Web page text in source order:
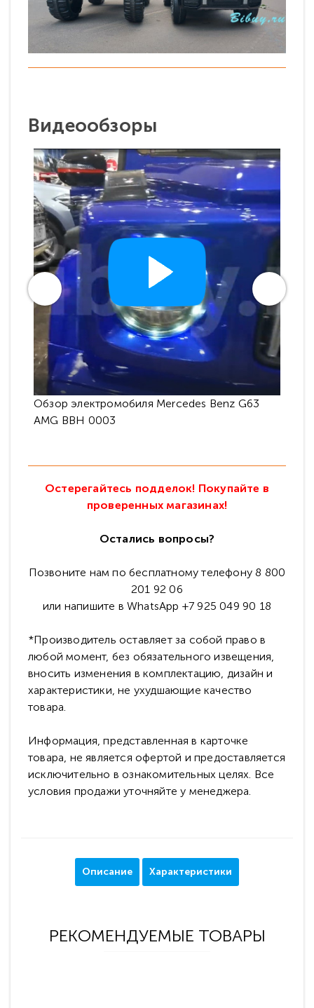
Видеообзоры
Обзор электромобиля Mercedes Benz G63
AMG BBH 0003
Остерегайтесь подделок! Покупайте в
проверенных магазинах!
Остались вопросы?
Позвоните нам по бесплатному телефону 8 800
201 92 06
или напишите в WhatsApp +7 925 049 90 18
*Производитель оставляет за собой право в
любой момент, без обязательного извещения,
вносить изменения в комплектацию, дизайн и
характеристики, не ухудшающие качество
товара.
Информация, представленная в карточке
товара, не является офертой и предоставляется
исключительно в ознакомительных целях. Все
условия продажи уточняйте у менеджера.
Описание Характеристики
РЕКОМЕНДУЕМЫЕ ТОВАРЫ